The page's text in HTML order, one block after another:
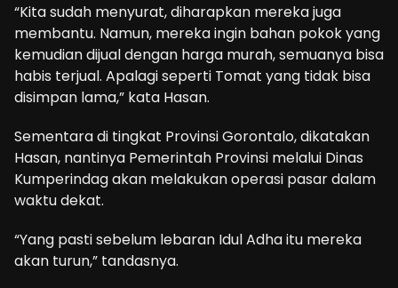
“Kita sudah menyurat, diharapkan mereka juga
membantu. Namun, mereka ingin bahan pokok yang
kemudian dijual dengan harga murah, semuanya bisa
habis terjual. Apalagi seperti Tomat yang tidak bisa
disimpan lama,” kata Hasan.
Sementara di tingkat Provinsi Gorontalo, dikatakan
Hasan, nantinya Pemerintah Provinsi melalui Dinas
Kumperindag akan melakukan operasi pasar dalam
waktu dekat.
“Yang pasti sebelum lebaran Idul Adha itu mereka
akan turun,” tandasnya.